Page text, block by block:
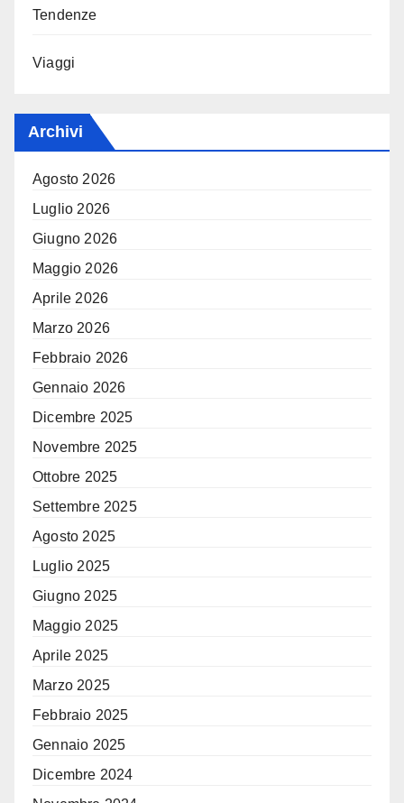
Tendenze
Viaggi
Archivi
Agosto 2026
Luglio 2026
Giugno 2026
Maggio 2026
Aprile 2026
Marzo 2026
Febbraio 2026
Gennaio 2026
Dicembre 2025
Novembre 2025
Ottobre 2025
Settembre 2025
Agosto 2025
Luglio 2025
Giugno 2025
Maggio 2025
Aprile 2025
Marzo 2025
Febbraio 2025
Gennaio 2025
Dicembre 2024